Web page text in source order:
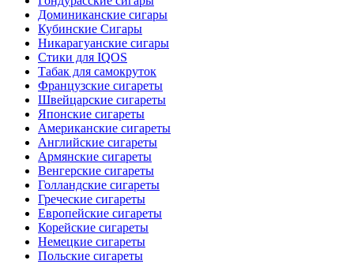
Доминиканские сигары
Кубинские Сигары
Никарагуанские сигары
Стики для IQOS
Табак для самокруток
Французские сигареты
Швейцарские сигареты
Японские сигареты
Американские сигареты
Английские сигареты
Армянские сигареты
Венгерские сигареты
Голландские сигареты
Греческие сигареты
Европейские сигареты
Корейские сигареты
Немецкие сигареты
Польские сигареты